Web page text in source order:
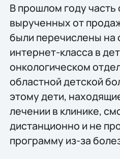
В прошлом году часть
вырученных от
были перечислены на
интернет-класса в
онкологическом
областной детской
этому дети,
лечении в клинике,
дистанционно и не
программу из-за